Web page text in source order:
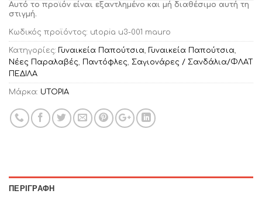
Αυτό το προϊόν είναι εξαντλημένο και μή διαθέσιμο αυτή τη
στιγμή.
Κωδικός προϊόντος: utopia u3-001 mauro
Κατηγορίες: Γυναικεία Παπούτσια, Γυναικεία Παπούτσια,
Νέες Παραλαβές, Παντόφλες, Σαγιονάρες / Σανδάλια/ΦΛΑΤ
ΠΕΔΙΛΑ
Μάρκα: UTOPIA
ΠΕΡΙΓΡΑΦΉ